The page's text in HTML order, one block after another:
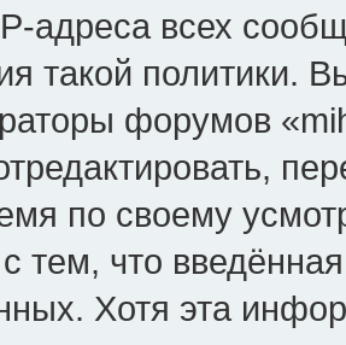
адреса всех
такой политики.
форумов
по своему
тем, что
Хотя эта